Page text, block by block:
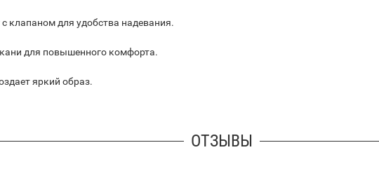
клапаном для удобства надевания.
для повышенного комфорта.
яркий образ.
ОТЗЫВЫ